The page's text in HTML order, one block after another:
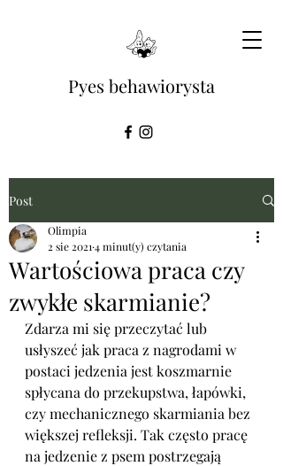
Pyes behawiorysta
Post
Wartościowa praca czy
zwykłe skarmianie?
Olimpia
2 sie 2021 4 minut(y) czytania
Zdarza mi się przeczytać lub
usłyszeć jak praca z nagrodami w
postaci jedzenia jest koszmarnie
spłycana do przekupstwa, łapówki,
czy mechanicznego skarmiania bez
większej refleksji. Tak często pracę
na jedzenie z psem postrzegają